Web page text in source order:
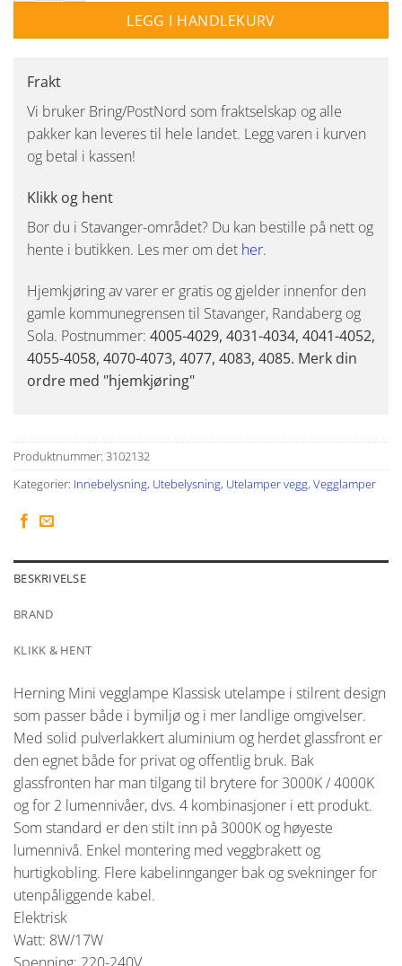
LEGG I HANDLEKURV
Frakt
Vi bruker Bring/PostNord som fraktselskap og alle
pakker kan leveres til hele landet. Legg varen i kurven
og betal i kassen!
Klikk og hent
Bor du i Stavanger-området? Du kan bestille på nett og
hente i butikken. Les mer om det her.
Hjemkjøring av varer er gratis og gjelder innenfor den
gamle kommunegrensen til Stavanger, Randaberg og
Sola. Postnummer: 4005-4029, 4031-4034, 4041-4052,
4055-4058, 4070-4073, 4077, 4083, 4085. Merk din
ordre med "hjemkjøring"
Produktnummer: 3102132
Kategorier: Innebelysning, Utebelysning, Utelamper vegg, Vegglamper
BESKRIVELSE
BRAND
KLIKK & HENT
Herning Mini vegglampe Klassisk utelampe i stilrent design
som passer både i bymiljø og i mer landlige omgivelser.
Med solid pulverlakkert aluminium og herdet glassfront er
den egnet både for privat og offentlig bruk. Bak
glassfronten har man tilgang til brytere for 3000K / 4000K
og for 2 lumennivåer, dvs. 4 kombinasjoner i ett produkt.
Som standard er den stilt inn på 3000K og høyeste
lumennivå. Enkel montering med veggbrakett og
hurtigkobling. Flere kabelinnganger bak og svekninger for
utenpåliggende kabel.
Elektrisk
Watt: 8W/17W